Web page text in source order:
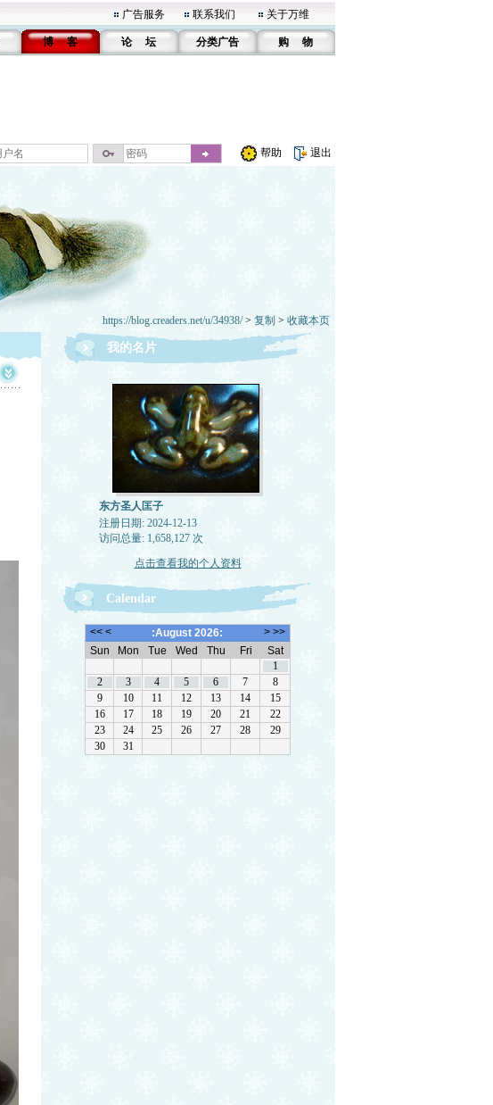
广告服务 联系我们 关于万维
博 客 论 坛 分类广告 购 物
帮助 退出
https://blog.creaders.net/u/34938/> 复制 > 收藏本页
我的名片
东方圣人匡子
注册日期: 2024-12-13
访问总量: 1,658,127 次
点击查看我的个人资料
Calendar